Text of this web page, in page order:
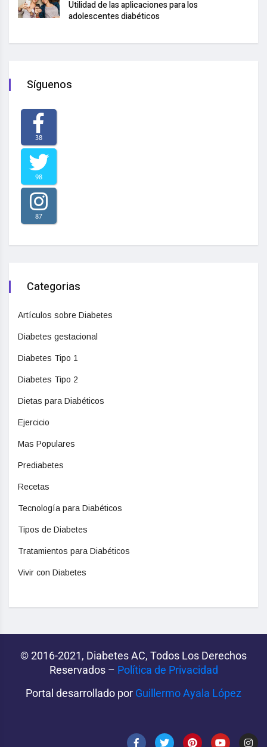
Utilidad de las aplicaciones para los
adolescentes diabéticos
Síguenos
38
98
87
Categorias
Artículos sobre Diabetes
Diabetes gestacional
Diabetes Tipo 1
Diabetes Tipo 2
Dietas para Diabéticos
Ejercicio
Mas Populares
Prediabetes
Recetas
Tecnología para Diabéticos
Tipos de Diabetes
Tratamientos para Diabéticos
Vivir con Diabetes
© 2016-2021, Diabetes AC, Todos Los Derechos
Reservados – Política de Privacidad‌­
Portal desarrollado por Guillermo Ayala López